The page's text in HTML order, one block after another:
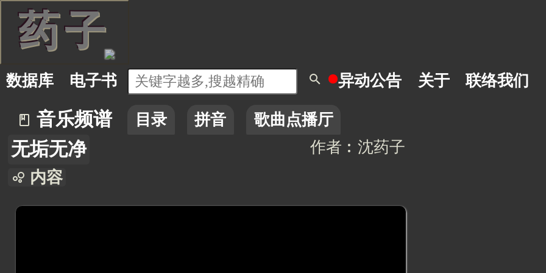
药子
数据库 电子书 search 异动公告 关于 联络我们
book_2
音乐频谱 目录 拼音 歌曲点播厅
无垢无净 作者︰沈药子
bubble_chart 内容